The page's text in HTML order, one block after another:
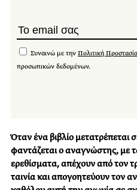
Συναινώ με την Πολιτική
προσωπικών δεδομένων.
Όταν ένα βιβλίο μετατρέπεται
φαντάζεται ο αναγνώστης, με
ερεθίσματα, απέχουν από τον
ταινία και απογοητεύουν τον